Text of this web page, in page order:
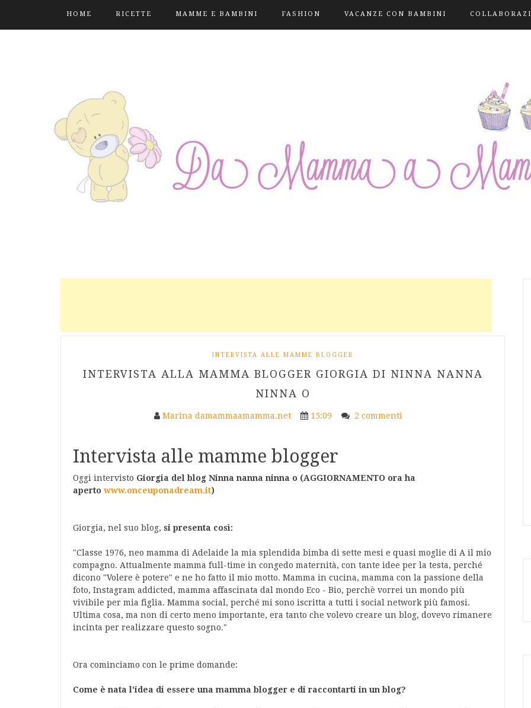
HOME RICETTE MAMME E BAMBINI FASHION VACANZE CON BAMBINI
INTERVISTA ALLE MAMME BLOGGER
INTERVISTA ALLA MAMMA BLOGGER GIORGIA DI NINNA NANNA
NINNA O
Marina damammaamamma.net 15:09 2 commenti
Intervista alle mamme blogger
Oggi intervisto Giorgia del blog Ninna nanna ninna o (AGGIORNAMENTO ora ha
aperto www.onceuponadream.it)
Giorgia, nel suo blog, si presenta così:
"Classe 1976, neo mamma di Adelaide la mia splendida bimba di sette mesi e quasi moglie di A il mio
compagno. Attualmente mamma full-time in congedo maternità, con tante idee per la testa, perché
dicono "Volere è potere" e ne ho fatto il mio motto. Mamma in cucina, mamma con la passione della
foto, Instagram addicted, mamma affascinata dal mondo Eco - Bio, perchè vorrei un mondo più
vivibile per mia figlia. Mamma social, perché mi sono iscritta a tutti i social network più famosi.
Ultima cosa, ma non di certo meno importante, era tanto che volevo creare un blog, dovevo rimanere
incinta per realizzare questo sogno."
Ora cominciamo con le prime domande:
Come è nata l'idea di essere una mamma blogger e di raccontarti in un blog?